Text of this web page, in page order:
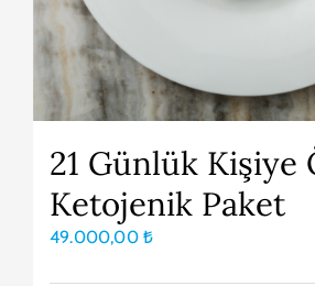
21 Günlük Kişiye
Ketojenik Paket
49.000,00 ₺